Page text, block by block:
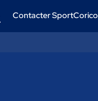
Contacter SportCorico